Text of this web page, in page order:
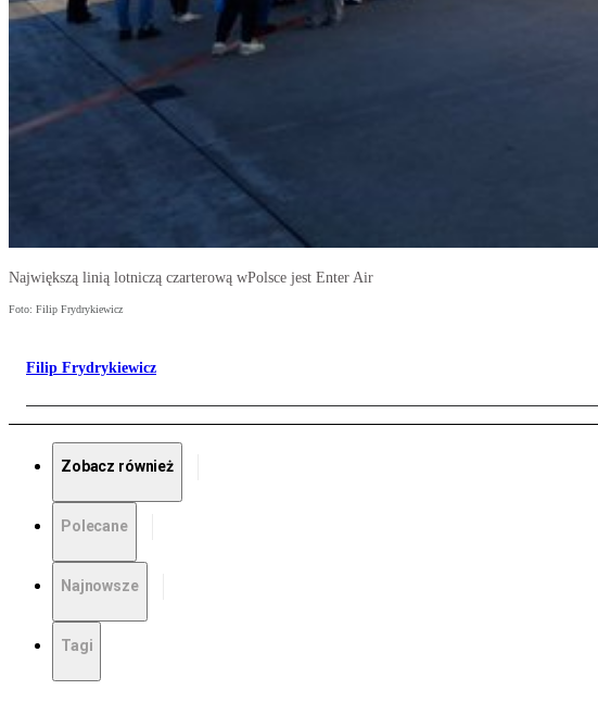
Największą linią lotniczą czarterową wPolsce jest Enter Air
Foto: Filip Frydrykiewicz
Filip Frydrykiewicz
Zobacz również
Polecane
Najnowsze
Tagi